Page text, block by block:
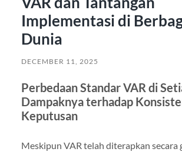
Implementasi di
Dunia
DECEMBER 11, 2025
Perbedaan Standar VAR di
Dampaknya terhadap
Keputusan
Meskipun VAR telah diterapkan secara